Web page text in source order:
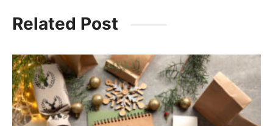
c
e
b
o
o
k
itt
er
ai
l
at
s
A
p
p
a
m
Related Post